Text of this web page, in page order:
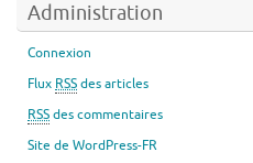
Administration
Connexion
Flux RSSdes articles
RSSdes commentaires
Site de WordPress-FR